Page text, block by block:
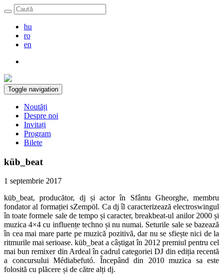
hu
ro
en
Toggle navigation
Noutăți
Despre noi
Invitați
Program
Bilete
küb_beat
1 septembrie 2017
küb_beat, producător, dj și actor în Sfântu Gheorghe, membru
fondator al formației sZempöl. Ca dj îl caracterizează electroswingul
în toate formele sale de tempo și caracter, breakbeat-ul anilor 2000 și
muzica 4×4 cu influențe techno și nu numai. Seturile sale se bazează
în cea mai mare parte pe muzică pozitivă, dar nu se sfiește nici de la
ritmurile mai serioase. küb_beat a câștigat în 2012 premiul pentru cel
mai bun remixer din Ardeal în cadrul categoriei DJ din ediția recentă
a concursului Médiabefutó. Începând din 2010 muzica sa este
folosită cu plăcere și de către alți dj.